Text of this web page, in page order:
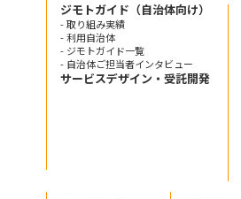
ジモトガイド（自治体向け）
- 取り組み実績
- 利用自治体
- ジモトガイド一覧
- 自治体ご担当者インタビュー
サービスデザイン・受託開発